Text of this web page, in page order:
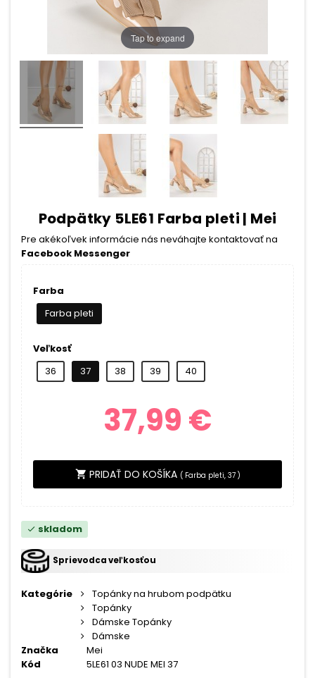
Tap to expand
Podpätky 5LE61 Farba pleti | Mei
Pre akékoľvek informácie nás neváhajte kontaktovať na
Facebook Messenger
Farba
Farba pleti
Veľkosť
36
37 38 39 40
37,99 €
shopping_cart PRIDAŤ DO KOŠÍKA ( Farba pleti, 37)
check skladom
Sprievodca veľkosťou
Kategórie
Topánky na hrubom podpätku
Topánky
Dámske Topánky
Dámske
Značka
Mei
Kód
5LE61 03 NUDE MEI 37